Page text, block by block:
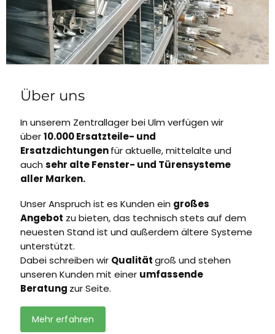
Über uns
In unserem Zentrallager bei Ulm verfügen wir
über10.000 Ersatzteile- und
Ersatzdichtungenfür aktuelle, mittelalte und
auch sehr alte Fenster- und Türensysteme
aller Marken.
Unser Anspruch ist es Kunden ein großes
Angebot zu bieten, das technisch stets auf dem
neuesten Stand ist und außerdem ältere Systeme
unterstützt.
Dabei schreiben wir Qualitätgroß und stehen
unseren Kunden mit einer umfassende
Beratung zur Seite.
Mehr erfahren